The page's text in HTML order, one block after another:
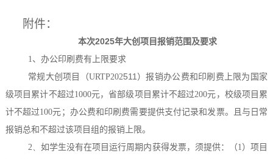
附件：
本次2025年大创项目报销范围及要求
1、办公印刷费有上限要求
常规大创项目（URTP202511）报销办公费和印刷费 上限为国家
级项目累计不超过1000元，省部级项目累计不超过200元，校级项目累
计不超过100元 ；办公费和印刷费需要提供支付记录和发票。且与日常
报销总和不超过该项目组的报销上限。
2、如学生没有在项目运行周期内获得发票，须提供：（1）项目